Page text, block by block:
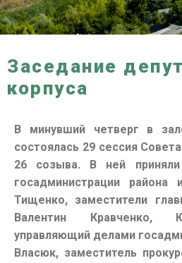
Заседание
корпуса
В минувший четверг в
состоялась 29 сессия
26 созыва. В ней
госадминистрации района
Тищенко, заместители
Валентин Кравченко,
управляющий делами
Власюк, заместитель